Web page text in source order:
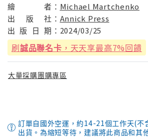
繪
者： Michael Martchenko
出
版 社： Annick Press
出 版 日 期： 2024/03/25
刷誠品聯名卡 ，天天享最高7%回饋
大量採購團購專區
訂單自國外空運，約14-21個工作天(不
出貨。為縮短等待，建議將此商品和其